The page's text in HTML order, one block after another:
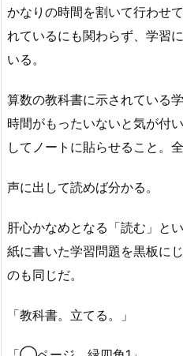
かなりの時間を割いて行わせ
れているにも関わらず、学習
いる。
算数の教科書に示されている
時間がもったいないと気が付
してノートに貼らせること。
声に出して読めば分かる。
肝心かなめとなる「読む」と
紙に書いた学習問題を黒板に
のも同じだ。
「教科書。立てる。」